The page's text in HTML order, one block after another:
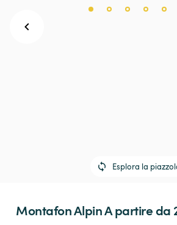
Esplora la
MontafonAlpin A partire da